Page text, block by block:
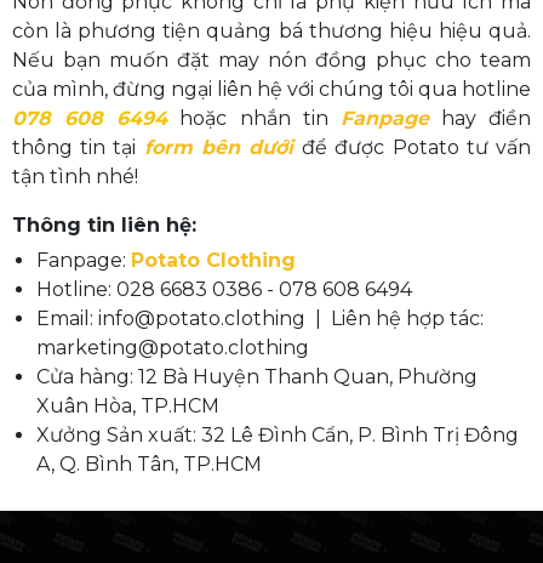
còn là phương tiện quảng bá thương hiệu hiệu quả.
Nếu bạn muốn đặt may nón đồng phục cho team
của mình, đừng ngại liên hệ với chúng tôi qua hotline
078 608 6494hoặc nhắn tin Fanpagehay điền
thông tin tại form bên dướiđể được Potato tư vấn
tận tình nhé!
Thông tin liên hệ:
Fanpage: Potato Clothing
Hotline: 028 6683 0386 - 078 608 6494
Email: info@potato.clothing | Liên hệ hợp tác:
marketing@potato.clothing
Cửa hàng: 12 Bà Huyện Thanh Quan, Phường
Xuân Hòa, TP.HCM
Xưởng Sản xuất: 32 Lê Đình Cẩn, P. Bình Trị Đông
A, Q. Bình Tân, TP.HCM